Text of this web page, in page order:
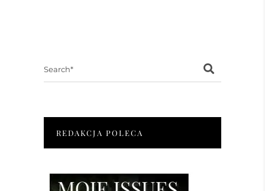
REDAKCJA POLECA